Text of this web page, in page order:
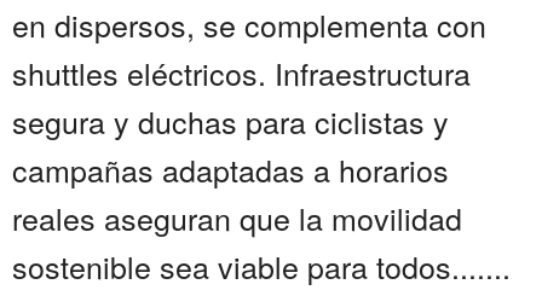
en dispersos, se complementa con
shuttles eléctricos. Infraestructura
segura y duchas para ciclistas y
campañas adaptadas a horarios
reales aseguran que la movilidad
sostenible sea viable para todos.......